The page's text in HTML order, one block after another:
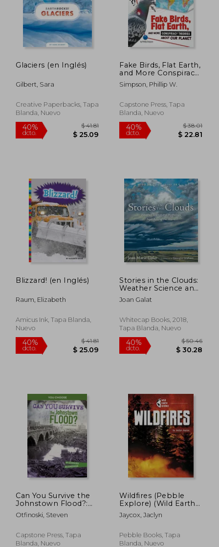
40%
dcto. $ 22.00
40%
dcto. $
40%
dcto. $ 43.60
40%
dcto.
Glaciers (en Inglés)
Gilbert, Sara
Creative Paperbacks, Tapa
Blanda, Nuevo
Fake Birds, Flat Earth,
and More Conspiracy
Theories about Our
Planet (en Inglés)
Simpson, Phillip W.
Capstone Press, Tapa
Blanda, Nuevo
Blizzard! (en Inglés)
Raum, Elizabeth
Amicus Ink, Tapa Blanda,
Nuevo
Stories in the Clouds:
Weather Science and
Mythology From
Around the World
Sky) (en Inglés)
Joan Galat
Whitecap Books, 2018,
Tapa Blanda, Nuevo
Can You Survive the
Johnstown Flood?:
An Interactive History
Adventure (en Inglés)
Otfinoski, Steven
Capstone Press, Tapa
Blanda, Nuevo
Wildfires (Pebble
Explore) (Wild Earth
Science) (en Inglés)
Jaycox, Jaclyn
Pebble Books, Tapa
Blanda, Nuevo